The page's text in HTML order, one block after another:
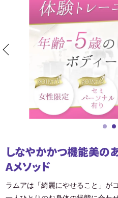
しなやかかつ機能美の
Aメソッド
ラムアは「綺麗にやせること」が